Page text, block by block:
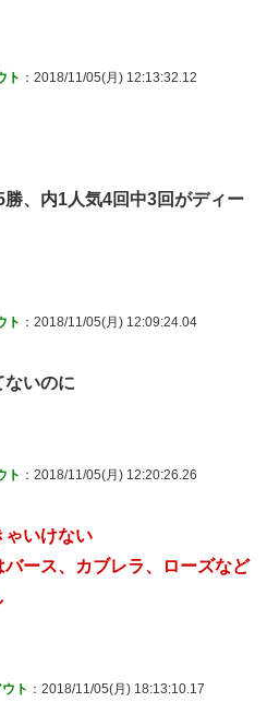
ト ：2018/11/05(月) 12:13:32.12
、内1人気4回中3回がディー
ト ：2018/11/05(月) 12:09:24.04
ないのに
ト ：2018/11/05(月) 12:20:26.26
ゃいけない
ース、カブレラ、ローズなど
ト ：2018/11/05(月) 18:13:10.17